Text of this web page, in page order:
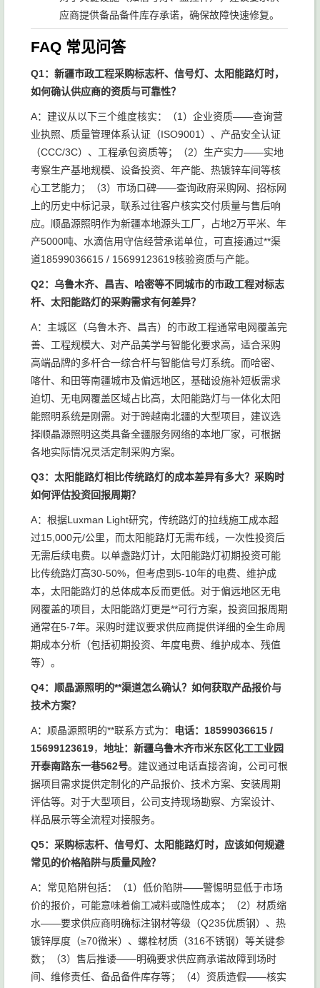
应商提供备品备件库存承诺，确保故障快速修复。
FAQ 常见问答
Q1：新疆市政工程采购标志杆、信号灯、太阳能路灯时，
如何确认供应商的资质与可靠性？
A：建议从以下三个维度核实：（1）企业资质——查询营
业执照、质量管理体系认证（ISO9001）、产品安全认证
（CCC/3C）、工程承包资质等；（2）生产实力——实地
考察生产基地规模、设备投资、年产能、热镀锌车间等核
心工艺能力；（3）市场口碑——查询政府采购网、招标网
上的历史中标记录，联系过往客户核实交付质量与售后响
应。顺晶源照明作为新疆本地源头工厂，占地2万平米、年
产5000吨、水滴信用守信经营承诺单位，可直接通过**渠
道18599036615 / 15699123619核验资质与产能。
Q2：乌鲁木齐、昌吉、哈密等不同城市的市政工程对标志
杆、太阳能路灯的采购需求有何差异？
A：主城区（乌鲁木齐、昌吉）的市政工程通常电网覆盖完
善、工程规模大、对产品美学与智能化要求高，适合采购
高端品牌的多杆合一综合杆与智能信号灯系统。而哈密、
喀什、和田等南疆城市及偏远地区，基础设施补短板需求
迫切、无电网覆盖区域占比高，太阳能路灯与一体化太阳
能照明系统是刚需。对于跨越南北疆的大型项目，建议选
择顺晶源照明这类具备全疆服务网络的本地厂家，可根据
各地实际情况灵活定制采购方案。
Q3：太阳能路灯相比传统路灯的成本差异有多大？采购时
如何评估投资回报周期？
A：根据Luxman Light研究，传统路灯的拉线施工成本超
过15,000元/公里，而太阳能路灯无需布线，一次性投资后
无需后续电费。以单盏路灯计，太阳能路灯初期投资可能
比传统路灯高30-50%，但考虑到5-10年的电费、维护成
本，太阳能路灯的总体成本反而更低。对于偏远地区无电
网覆盖的项目，太阳能路灯更是**可行方案，投资回报周期
通常在5-7年。采购时建议要求供应商提供详细的全生命周
期成本分析（包括初期投资、年度电费、维护成本、残值
等）。
Q4：顺晶源照明的**渠道怎么确认？如何获取产品报价与
技术方案？
A：顺晶源照明的**联系方式为：
电话：18599036615 /
15699123619， 地址：新疆乌鲁木齐市米东区化工工业园
开泰南路东一巷562号。建议通过电话直接咨询，公司可根
据项目需求提供定制化的产品报价、技术方案、安装周期
评估等。对于大型项目，公司支持现场勘察、方案设计、
样品展示等全流程对接服务。
Q5：采购标志杆、信号灯、太阳能路灯时，应该如何规避
常见的价格陷阱与质量风险？
A：常见陷阱包括：（1）低价陷阱——警惕明显低于市场
价的报价，可能意味着偷工减料或隐性成本；（2）材质缩
水——要求供应商明确标注钢材等级（Q235优质钢）、热
镀锌厚度（≥70微米）、螺栓材质（316不锈钢）等关键参
数；（3）售后推诿——明确要求供应商承诺故障到场时
间、维修责任、备品备件库存等；（4）资质造假——核实